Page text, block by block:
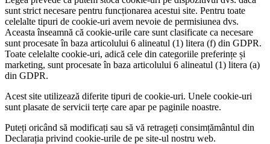
sunt strict necesare pentru funcționarea acestui site. Pentru toate
celelalte tipuri de cookie-uri avem nevoie de permisiunea dvs.
Aceasta înseamnă că cookie-urile care sunt clasificate ca necesare
sunt procesate în baza articolului 6 alineatul (1) litera (f) din GDPR.
Toate celelalte cookie-uri, adică cele din categoriile preferințe și
marketing, sunt procesate în baza articolului 6 alineatul (1) litera (a)
din GDPR.
Acest site utilizează diferite tipuri de cookie-uri. Unele cookie-uri
sunt plasate de servicii terțe care apar pe paginile noastre.
Puteți oricând să modificați sau să vă retrageți consimțământul din
Declarația privind cookie-urile de pe site-ul nostru web.